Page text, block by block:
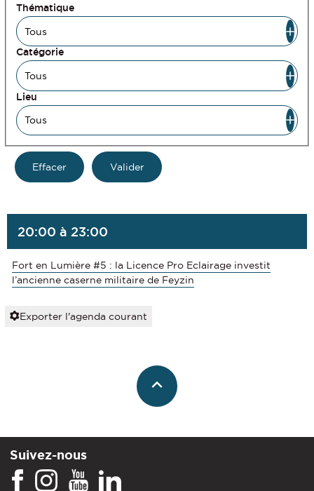
Thématique
Catégorie
Lieu
20:00 à 23:00
Fort en Lumière #5 : la Licence Pro Eclairage investit
l’ancienne caserne militaire de Feyzin
Exporter l'agenda courant
Suivez-nous